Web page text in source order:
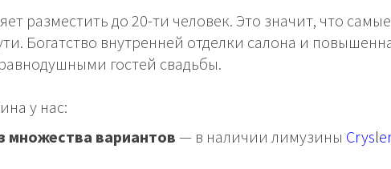
разместить до 20-ти человек. Это значит, что
Богатство внутренней отделки салона и
гостей свадьбы.
у нас:
множества вариантов — в наличии лимузины Crysler